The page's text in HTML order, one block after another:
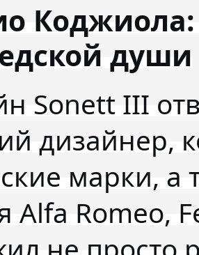
души
Sonett III
дизайнер,
марки, а
Alfa Romeo,